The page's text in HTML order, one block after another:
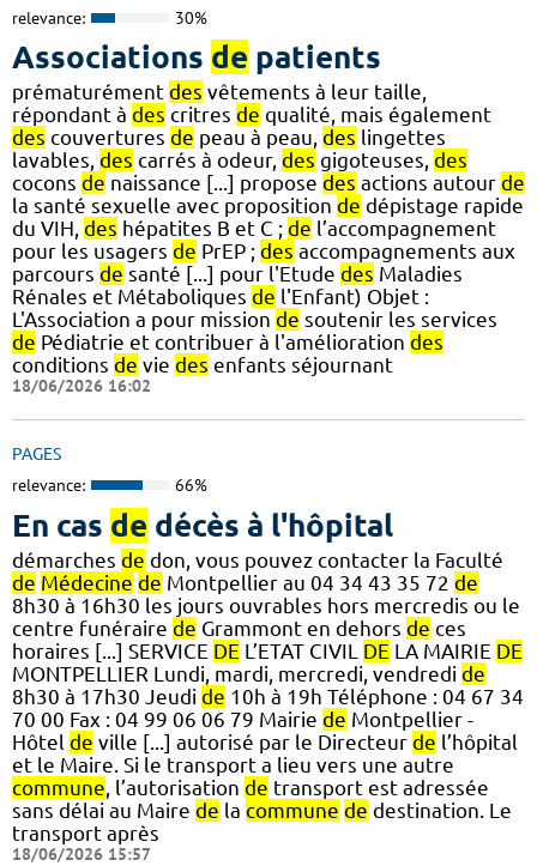
relevance: 30%
Associations de patients
prématurément des vêtements à leur taille,
répondant à des critres de qualité, mais également
des couvertures de peau à peau, des lingettes
lavables, des carrés à odeur, des gigoteuses, des
cocons de naissance [...] propose des actions autour de
la santé sexuelle avec proposition de dépistage rapide
du VIH, des hépatites B et C ; de l’accompagnement
pour les usagers de PrEP ; des accompagnements aux
parcours de santé [...] pour l'Etude des Maladies
Rénales et Métaboliques de l'Enfant) Objet :
L'Association a pour mission de soutenir les services
de Pédiatrie et contribuer à l'amélioration des
conditions de vie des enfants séjournant
18/06/2026 16:02
PAGES
relevance: 66%
En cas de décès à l'hôpital
démarches de don, vous pouvez contacter la Faculté
de Médecine de Montpellier au 04 34 43 35 72 de
8h30 à 16h30 les jours ouvrables hors mercredis ou le
centre funéraire de Grammont en dehors de ces
horaires [...] SERVICE DE L’ETAT CIVIL DE LA MAIRIE DE
MONTPELLIER Lundi, mardi, mercredi, vendredi de
8h30 à 17h30 Jeudi de 10h à 19h Téléphone : 04 67 34
70 00 Fax : 04 99 06 06 79 Mairie de Montpellier -
Hôtel de ville [...] autorisé par le Directeur de l’hôpital
et le Maire. Si le transport a lieu vers une autre
commune , l’autorisation de transport est adressée
sans délai au Maire de la commune de destination. Le
transport après
18/06/2026 15:57